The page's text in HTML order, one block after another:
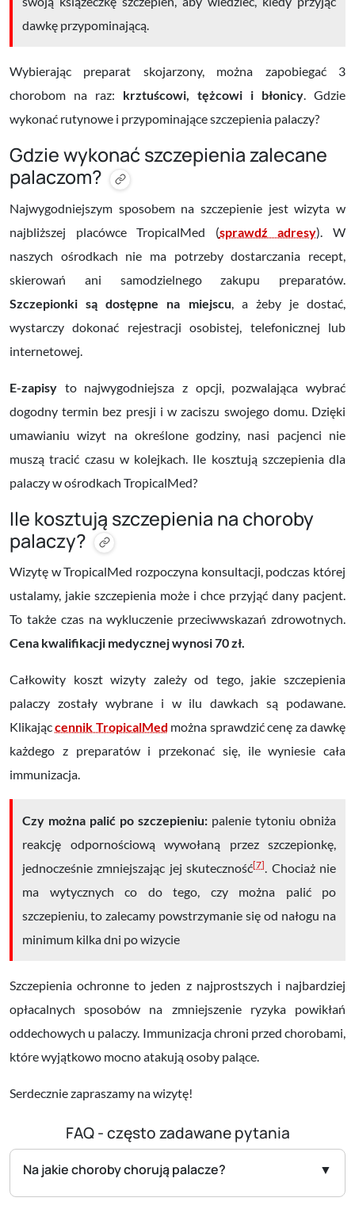
dawkę przypominającą.
Wybierając preparat skojarzony, można zapobiegać 3
chorobom na raz: krztuścowi, tężcowi i błonicy. Gdzie
wykonać rutynowe i przypominające szczepienia palaczy?
Gdzie wykonać szczepienia zalecane
palaczom?
Najwygodniejszym sposobem na szczepienie jest wizyta w
najbliższej placówce TropicalMed (sprawdź adresy). W
naszych ośrodkach nie ma potrzeby dostarczania recept,
skierowań ani samodzielnego zakupu preparatów.
Szczepionki są dostępne na miejscu , a żeby je dostać,
wystarczy dokonać rejestracji osobistej, telefonicznej lub
internetowej.
E-zapisy to najwygodniejsza z opcji, pozwalająca wybrać
dogodny termin bez presji i w zaciszu swojego domu. Dzięki
umawianiu wizyt na określone godziny, nasi pacjenci nie
muszą tracić czasu w kolejkach. Ile kosztują szczepienia dla
palaczy w ośrodkach TropicalMed?
Ile kosztują szczepienia na choroby
palaczy?
Wizytę w TropicalMed rozpoczyna konsultacji, podczas której
ustalamy, jakie szczepienia może i chce przyjąć dany pacjent.
To także czas na wykluczenie przeciwwskazań zdrowotnych.
Cena kwalifikacji medycznej wynosi 70 zł.
Całkowity koszt wizyty zależy od tego, jakie szczepienia
palaczy zostały wybrane i w ilu dawkach są podawane.
Klikająccennik TropicalMed można sprawdzić cenę za dawkę
każdego z preparatów i przekonać się, ile wyniesie cała
immunizacja.
Czy można palić po szczepieniu: palenie tytoniu obniża
reakcję odpornościową wywołaną przez szczepionkę,
jednocześnie zmniejszając jej skuteczność[7]
. Chociaż nie
ma wytycznych co do tego, czy można palić po
szczepieniu, to zalecamy powstrzymanie się od nałogu na
minimum kilka dni po wizycie
Szczepienia ochronne to jeden z najprostszych i najbardziej
opłacalnych sposobów na zmniejszenie ryzyka powikłań
oddechowych u palaczy. Immunizacja chroni przed chorobami,
które wyjątkowo mocno atakują osoby palące.
Serdecznie zapraszamy na wizytę!
FAQ - często zadawane pytania
Na jakie choroby chorują palacze?